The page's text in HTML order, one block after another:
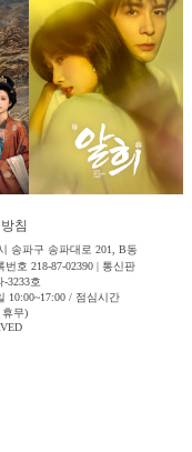
침
송파구 송파대로 201, B동
호 218-87-02390 | 통신판
3233호
10:00~17:00 / 점심시간
휴무)